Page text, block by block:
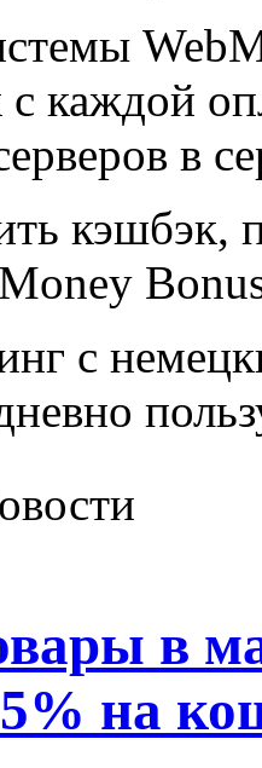
каждой
в
кэшбэк,
с
в
на